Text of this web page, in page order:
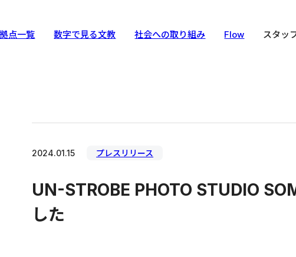
拠点一覧 数字で見る文教 社会への取り組み Flow スタッ
2024.01.15 プレスリリース
UN-STROBE PHOTO STUDIO
した